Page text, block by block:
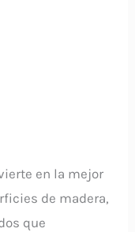
en la mejor
de madera,
que